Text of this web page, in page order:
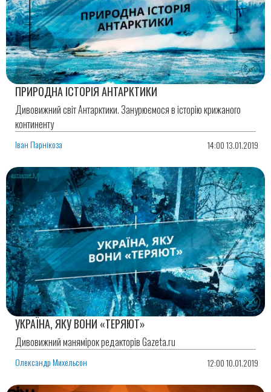
ПРИРОДНА ІСТОРІЯ АНТАРКТИКИ
Дивовижний світ Антарктики. Занурюємося в історію крижаного
континенту
Іван Парнікоза 14:00 13.01.2019
УКРАЇНА, ЯКУ ВОНИ «ТЕРЯЮТ»
Дивовижний манямірок редакторів Gazeta.ru
Олександр Михельсон 12:00 10.01.2019